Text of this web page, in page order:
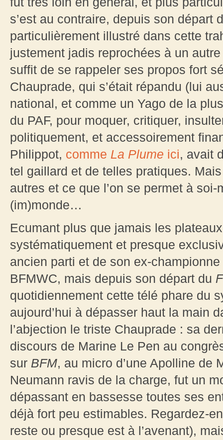
s’est au contraire, depuis son départ
particulièrement illustré dans cette
justement jadis reprochées à un
suffit de se rappeler ses propos fort
Chauprade, qui s’était répandu (lui
national, et comme un Yago de la
du PAF, pour moquer, critiquer,
politiquement, et accessoirement
Philippot, comme La Plume ici, avait
tel gaillard et de telles pratiques.
autres et ce que l’on se permet à
(im)monde…
Ecumant plus que jamais les
systématiquement et presque
ancien parti et de son ex-
BFMWC, mais depuis son départ du
quotidiennement cette télé phare du
aujourd’hui à dépasser haut la main
l’abjection le triste Chauprade : sa
discours de Marine Le Pen au
sur BFM, au micro d’une Apolline de
Neumann ravis de la charge, fut un
dépassant en bassesse toutes ses
déjà fort peu estimables. Regardez-
reste ou presque est à l’avenant),